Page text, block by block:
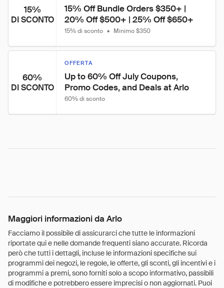
15%
DI SCONTO
15% Off Bundle Orders $350+ |
20% Off $500+ | 25% Off $650+
15% di sconto • Minimo $350
60%
DI SCONTO
OFFERTA
Up to 60% Off July Coupons,
Promo Codes, and Deals at Arlo
60% di sconto
Maggiori informazioni da Arlo
Facciamo il possibile di assicurarci che tutte le informazioni
riportate qui e nelle domande frequenti siano accurate. Ricorda
però che tutti i dettagli, incluse le informazioni specifiche sui
programmi dei negozi, le regole, le offerte, gli sconti, gli incentivi e i
programmi a premi, sono forniti solo a scopo informativo, passibili
di modifiche e potrebbero essere imprecisi o non aggiornati. Puoi